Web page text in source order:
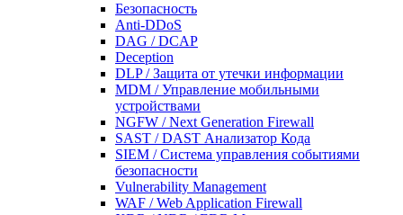
Безопасность
Anti-DDoS
DAG / DCAP
Deception
DLP / Защита от утечки информации
MDM / Управление мобильными
устройствами
NGFW / Next Generation Firewall
SAST / DAST Анализатор Кода
SIEM / Система управления событиями
безопасности
Vulnerability Management
WAF / Web Application Firewall